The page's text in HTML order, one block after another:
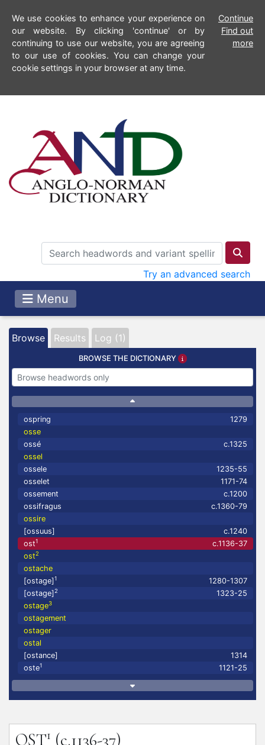
We use cookies to enhance your experience on
our website. By clicking 'continue' or by
continuing to use our website, you are agreeing
to our use of cookies. You can change your
cookie settings in your browser at any time.
Continue
Find out
more
Try an advanced search
Menu
Browse Results Log (1)
BROWSE THE DICTIONARY
ospring
1279
osse
ossé
c.1325
ossel
ossele
1235-55
osselet
1171-74
ossement
c.1200
ossifragus
c.1360-79
ossire
[ossuus]
c.1240
ost1
c.1136-37
ost2
ostache
[ostage]1
1280-1307
[ostage]2
1323-25
ostage3
ostagement
ostager
ostal
[ostance]
1314
oste1 1121-25
OST1 (c.1136-37)